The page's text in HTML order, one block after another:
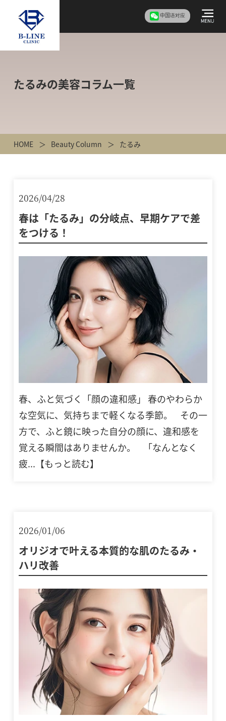
中国语对应
たるみの美容コラム一覧
HOME Beauty Column たるみ
2026/04/28
春は「たるみ」の分岐点、早期ケアで差
をつける！
春、ふと気づく「顔の違和感」 春のやわらか
な空気に、気持ちまで軽くなる季節。 その一
方で、ふと鏡に映った自分の顔に、違和感を
覚える瞬間はありませんか。 「なんとなく
疲...【もっと読む】
2026/01/06
オリジオで叶える本質的な肌のたるみ・
ハリ改善